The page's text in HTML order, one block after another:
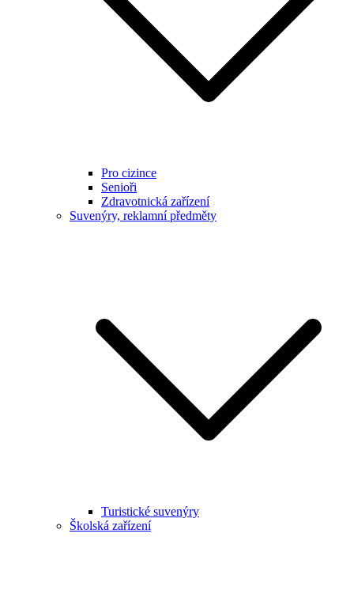
Pro cizince
Senioři
Zdravotnická zařízení
Suvenýry, reklamní předměty
Turistické suvenýry
Školská zařízení